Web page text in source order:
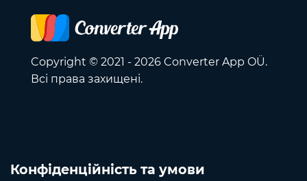
Copyright © 2021 - 2026 Converter App OÜ.
Всі права захищені.
Конфіденційність та умови